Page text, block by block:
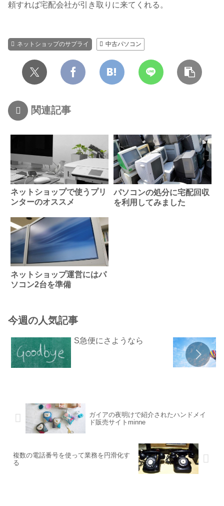
頼すれば宅配会社が引き取りに来てくれる。
ネットショップのサプライ 中古パソコン
関連記事
ネットショップで使うプリ
ンターのオススメ
パソコンの処分に宅配回収
を利用してみました
ネットショップ運営にはパ
ソコン2台を準備
今週の人気記事
S急便にさようなら
ガイアの夜明けで紹介されたハンドメイ
ド販売サイトminne
複数の電話番号を使って業務を円滑化す
る